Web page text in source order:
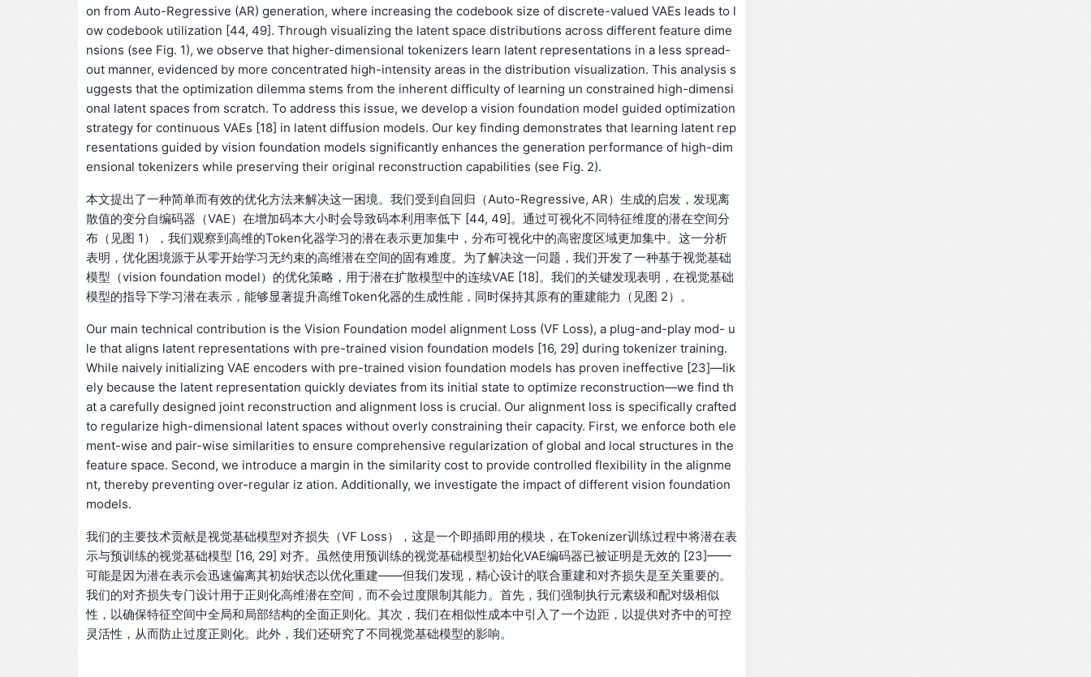
on from Auto-Regressive (AR) generation, where increasing the codebook size of discrete-valued VAEs leads to l
ow codebook utilization [44, 49]. Through visualizing the latent space distributions across different feature dime
nsions (see Fig. 1), we observe that higher-dimensional tokenizers learn latent representations in a less spread-
out manner, evidenced by more concentrated high-intensity areas in the distribution visualization. This analysis s
uggests that the optimization dilemma stems from the inherent difficulty of learning un constrained high-dimensi
onal latent spaces from scratch. To address this issue, we develop a vision foundation model guided optimization
strategy for continuous VAEs [18] in latent diffusion models. Our key finding demonstrates that learning latent rep
resentations guided by vision foundation models significantly enhances the generation performance of high-dim
ensional tokenizers while preserving their original reconstruction capabilities (see Fig. 2).
本文提出了一种简单而有效的优化方法来解决这一困境。我们受到自回归（Auto-Regressive, AR）生成的启发，发现离
散值的变分自编码器（VAE）在增加码本大小时会导致码本利用率低下 [44, 49]。通过可视化不同特征维度的潜在空间分
布（见图 1），我们观察到高维的Token化器学习的潜在表示更加集中，分布可视化中的高密度区域更加集中。这一分析
表明，优化困境源于从零开始学习无约束的高维潜在空间的固有难度。为了解决这一问题，我们开发了一种基于视觉基础
模型（vision foundation model）的优化策略，用于潜在扩散模型中的连续VAE [18]。我们的关键发现表明，在视觉基础
模型的指导下学习潜在表示，能够显著提升高维Token化器的生成性能，同时保持其原有的重建能力（见图 2）。
Our main technical contribution is the Vision Foundation model alignment Loss (VF Loss), a plug-and-play mod- u
le that aligns latent representations with pre-trained vision foundation models [16, 29] during tokenizer training.
While naively initializing VAE encoders with pre-trained vision foundation models has proven ineffective [23]—lik
ely because the latent representation quickly deviates from its initial state to optimize reconstruction—we find th
at a carefully designed joint reconstruction and alignment loss is crucial. Our alignment loss is specifically crafted
to regularize high-dimensional latent spaces without overly constraining their capacity. First, we enforce both ele
ment-wise and pair-wise similarities to ensure comprehensive regularization of global and local structures in the
feature space. Second, we introduce a margin in the similarity cost to provide controlled flexibility in the alignme
nt, thereby preventing over-regular iz ation. Additionally, we investigate the impact of different vision foundation
models.
我们的主要技术贡献是视觉基础模型对齐损失（VF Loss），这是一个即插即用的模块，在Tokenizer训练过程中将潜在表
示与预训练的视觉基础模型 [16, 29] 对齐。虽然使用预训练的视觉基础模型初始化VAE编码器已被证明是无效的 [23]——
可能是因为潜在表示会迅速偏离其初始状态以优化重建——但我们发现，精心设计的联合重建和对齐损失是至关重要的。
我们的对齐损失专门设计用于正则化高维潜在空间，而不会过度限制其能力。首先，我们强制执行元素级和配对级相似
性，以确保特征空间中全局和局部结构的全面正则化。其次，我们在相似性成本中引入了一个边距，以提供对齐中的可控
灵活性，从而防止过度正则化。此外，我们还研究了不同视觉基础模型的影响。